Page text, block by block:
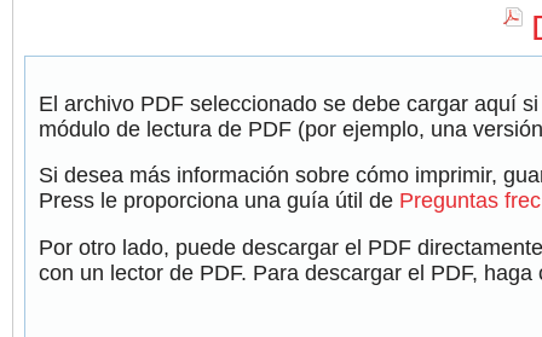
El archivo PDF seleccionado se debe cargar aquí
módulo de lectura de PDF (por ejemplo, una
Si desea más información sobre cómo imprimir,
Press le proporciona una guía útil de Preguntas
Por otro lado, puede descargar el PDF
con un lector de PDF. Para descargar el PDF,